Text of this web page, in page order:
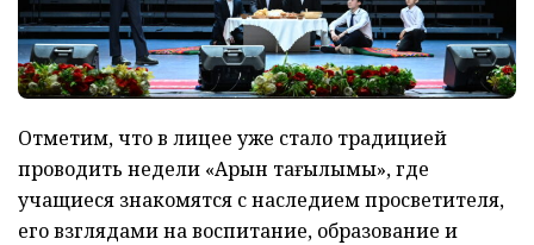
Отметим, что в лицее уже стало традицией
проводить недели «Арын тағылымы», где
учащиеся знакомятся с наследием просветителя,
его взглядами на воспитание, образование и